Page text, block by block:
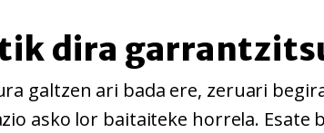
dira
galtzen ari bada ere, zeruari
asko lor baitaiteke horrela. Esate